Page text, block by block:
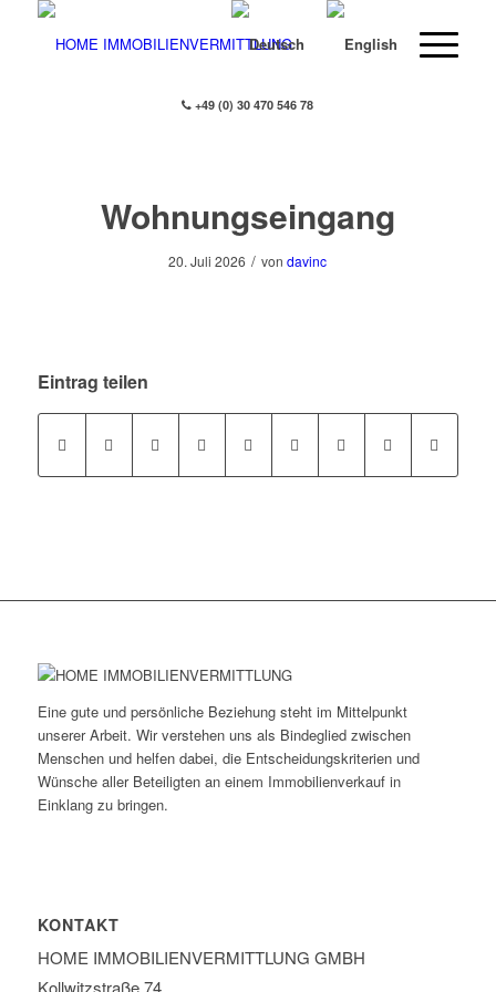
+49 (0) 30 470 546 78
Wohnungseingang
20. Juli 2026 / vondavinc
Eintrag teilen
Eine gute und persönliche Beziehung steht im Mittelpunkt
unserer Arbeit. Wir verstehen uns als Bindeglied zwischen
Menschen und helfen dabei, die Entscheidungskriterien und
Wünsche aller Beteiligten an einem Immobilienverkauf in
Einklang zu bringen.
KONTAKT
HOME IMMOBILIEN­VERMITTLUNG GMBH
Kollwitzstraße 74